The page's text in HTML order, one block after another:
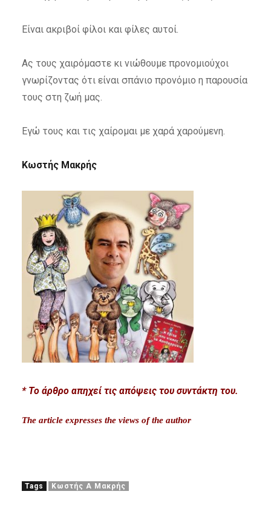
Είναι ακριβοί φίλοι και φίλες αυτοί.
Ας τους χαιρόμαστε κι νιώθουμε προνομιούχοι
γνωρίζοντας ότι είναι σπάνιο προνόμιο η παρουσία
τους στη ζωή μας.
Εγώ τους και τις χαίρομαι με χαρά χαρούμενη.
Κωστής Μακρής
* Το άρθρο απηχεί τις απόψεις του συντάκτη του.
The article expresses the views of the author
Tags Κωστής Α Μακρής